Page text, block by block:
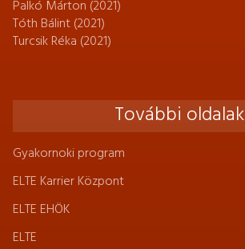
Palkó Márton (2021)
Tóth Bálint (2021)
Turcsik Réka (2021)
További oldalak
Gyakornoki program
ELTE Karrier Központ
ELTE EHÖK
ELTE